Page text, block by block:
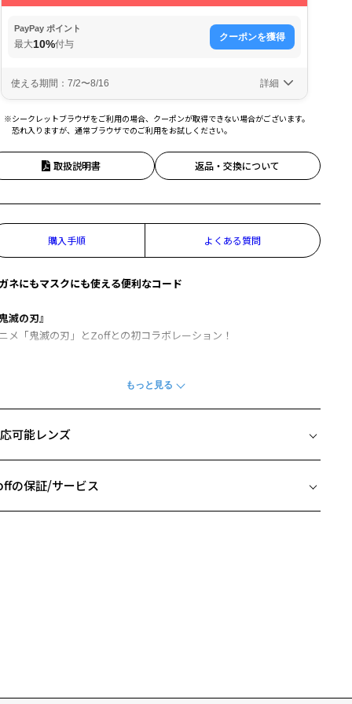
※シークレットブラウザをご利用の場合、クーポンが取得できない場合がございます。
恐れ入りますが、通常ブラウザでのご利用をお試しください。
取扱説明書 返品・交換について
購入手順 よくある質問
ネにもマスクにも使える便利なコード
鬼滅の刃』
メ「鬼滅の刃」とZoffとの初コラボレーション！
治郎・禰豆子・善逸・伊之助に６名の柱を加えた全10名のキャラクタ
ャームの平になった部分に、稀によく見ると小さい傷のようなもの
可能レンズ
フレームとレンズの合計料金を知りたい方へ
の保証/サービス